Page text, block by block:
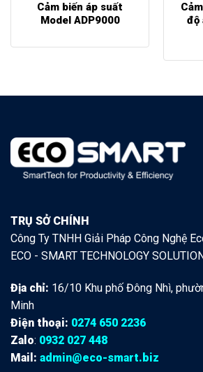
Cảm biến áp suất
Model ADP9000
độ
TRỤ SỞ CHÍNH
Công Ty TNHH Giải Pháp Công Nghệ
ECO - SMART TECHNOLOGY
Địa chỉ: 16/10 Khu phố Đông Nhì,
Minh
Điện thoại: 0274 650 2236
Zalo: 0932 027 448
Mail: admin@eco-smart.biz